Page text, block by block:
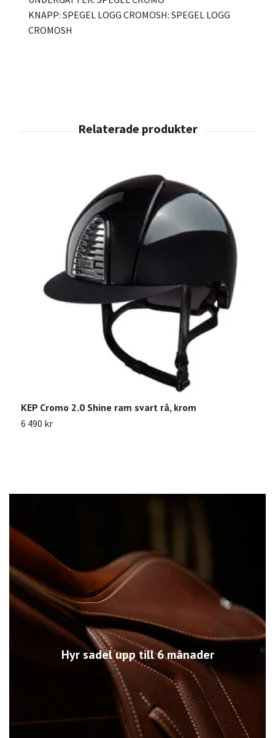
Hyr sadel upp till 6 månader
KNAPP: SPEGEL LOGG CROMOSH: SPEGEL LOGG
CROMOSH
KEP Cromo 2.0 Shine ram svart rå, krom
6 490 kr